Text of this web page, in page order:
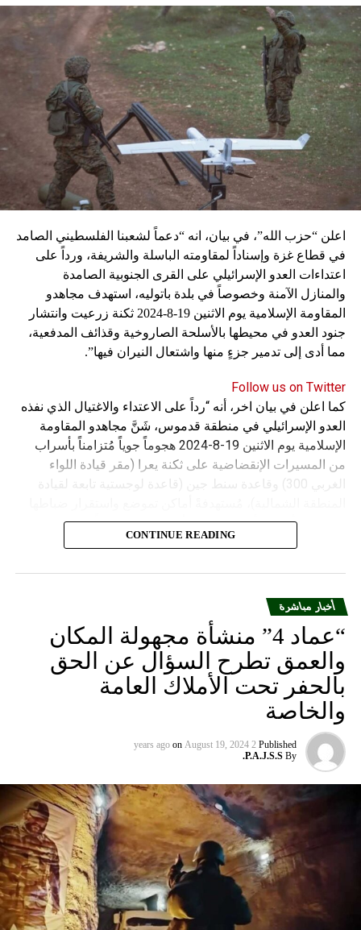
اعلن “حزب الله”، في بيان، انه “دعماً لشعبنا الفلسطيني الصامد
في قطاع غزة وإسناداً لمقاومته الباسلة ‌‏‌‏‌والشريفة، ورداً على
اعتداءات العدو الإسرائيلي على القرى الجنوبية الصامدة
والمنازل الآمنة وخصوصاً في بلدة باتوليه، استهدف مجاهدو
المقاومة الإسلامية يوم الاثنين 19-8-2024 ثكنة زرعيت وانتشار
جنود العدو في محيطها بالأسلحة الصاروخية وقذائف المدفعية،
مما أدى إلى تدمير جزءٍ منها واشتعال النيران فيها”.
Follow us on Twitter
كما اعلن في بيان اخر، أنه “رداً على الاعتداء والاغتيال الذي نفذه
العدو الإسرائيلي في منطقة قدموس، شَنَّ مجاهدو المقاومة
الإسلامية يوم الاثنين 19-8-2024 هجوماً جوياً مُتزامناً بأسراب
من المسيرات الإنقضاضية على ثكنة يعرا (مقر قيادة اللواء
الغربي 300) وقاعدة سنط جين (قاعدة لوجستية تابعة لقيادة
وجنودها وأصابت أهدافها بدقة وأوقعت فيهم عدداً من القتلى
CONTINUE READING
أخبار مباشرة
“عماد 4” منشأة مجهولة المكان
والعمق تطرح السؤال عن الحق
بالحفر تحت الأملاك العامة
والخاصة
Published
2 years ago
on August 19, 2024
By
P.A.J.S.S.